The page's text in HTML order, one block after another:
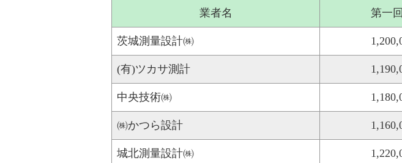
業者名 第一
茨城測量設計㈱
(有)ツカサ測計
中央技術㈱
㈱かつら設計
城北測量設計㈱